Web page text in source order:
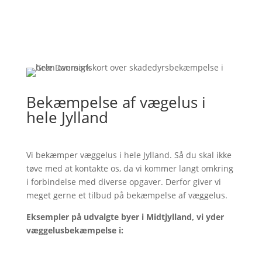
Bekæmpelse af vægelus i
hele Jylland
Vi bekæmper væggelus i hele Jylland. Så du skal ikke
tøve med at kontakte os, da vi kommer langt omkring
i forbindelse med diverse opgaver. Derfor giver vi
meget gerne et tilbud på bekæmpelse af væggelus.
Eksempler på udvalgte byer i Midtjylland, vi yder
væggelusbekæmpelse i: